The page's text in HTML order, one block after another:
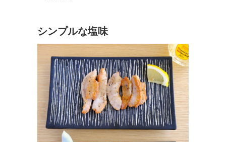
シンプルな塩味